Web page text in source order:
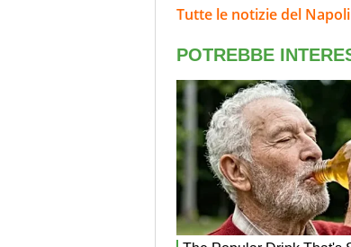
Tutte le notizie del Napoli